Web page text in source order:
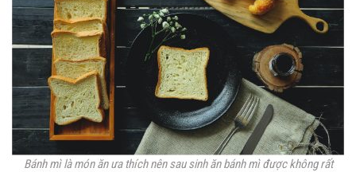
Bánh mì là món ăn ưa thích nên sau sinh ăn bánh mì được không rất